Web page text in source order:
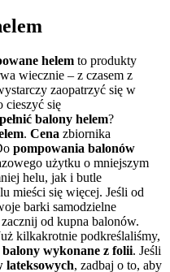
helem to produkty
wiecznie – z czasem z
zaopatrzyć się w
cieszyć się
balony helem?
. Cena zbiornika
pompowania balonów
użytku o mniejszym
helu, jak i butle
mieści się więcej. Jeśli od
barki samodzielne
zacznij od kupna balonów.
kilkakrotnie podkreślaliśmy,
balony wykonane z folii. Jeśli
lateksowych, zadbaj o to, aby